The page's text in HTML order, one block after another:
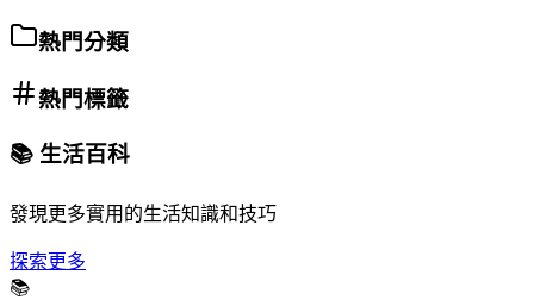
熱門分類
熱門標籤
📚 生活百科
發現更多實用的生活知識和技巧
探索更多
📚